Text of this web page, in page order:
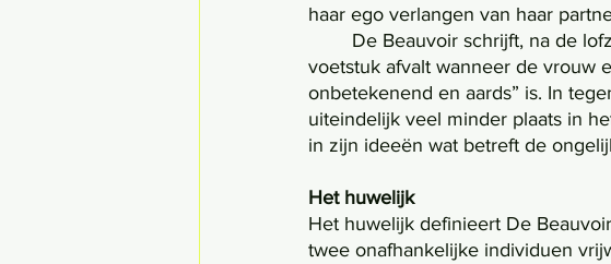
haar ego verlangen van haar
voetstuk afvalt wanneer de vrouw
onbetekenend en aards” is. In
uiteindelijk veel minder plaats in
in zijn ideeën wat betreft de
Het huwelijk
Het huwelijk definieert De
twee onafhankelijke individuen